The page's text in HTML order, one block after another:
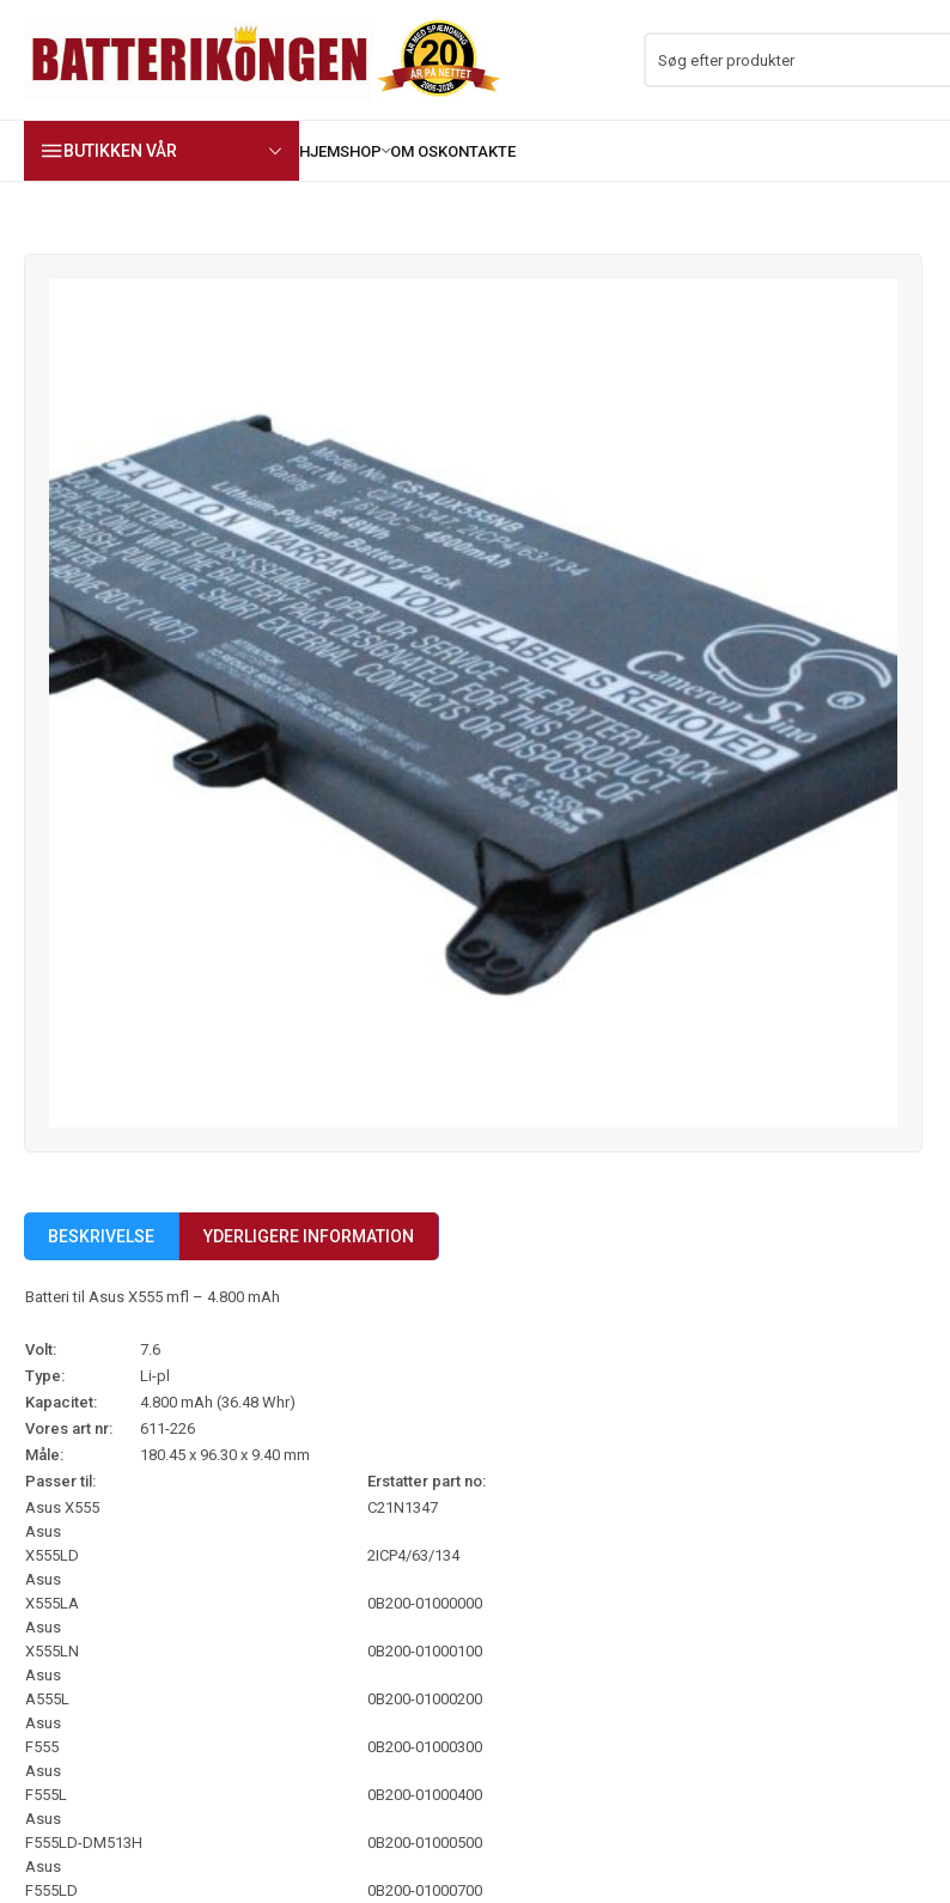
BUTIKKEN VÅR
BESKRIVELSE YDERLIGERE INFORMATION
Batteri til Asus X555 mfl – 4.800 mAh
Volt:
7.6
Type:
Li-pl
Kapacitet:
4.800 mAh (36.48 Whr)
Vores art nr:
611-226
Måle:
180.45 x 96.30 x 9.40 mm
Passer til:
Erstatter part no:
Asus X555
Asus
X555LD
Asus
X555LA
Asus
X555LN
Asus
A555L
Asus
F555
Asus
F555L
Asus
F555LD-DM513H
Asus
F555LD
C21N1347
2ICP4/63/134
0B200-01000000
0B200-01000100
0B200-01000200
0B200-01000300
0B200-01000400
0B200-01000500
0B200-01000700